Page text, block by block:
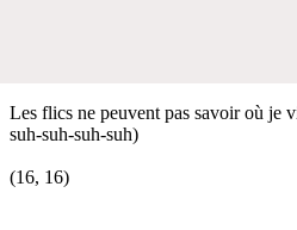
Les flics ne peuvent pas savoir où je
suh-suh-suh-suh)
(16, 16)